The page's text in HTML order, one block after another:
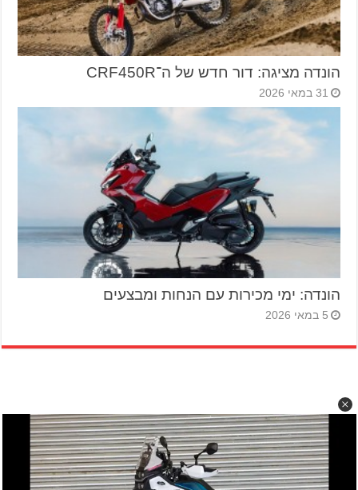
הונדה מציגה: דור חדש של ה־CRF450R
31 במאי 2026
הונדה: ימי מכירות עם הנחות ומבצעים
5 במאי 2026